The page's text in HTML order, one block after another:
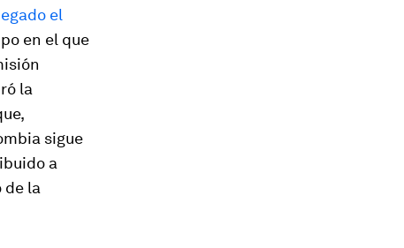
el
en el que
la
sigue
a
de la